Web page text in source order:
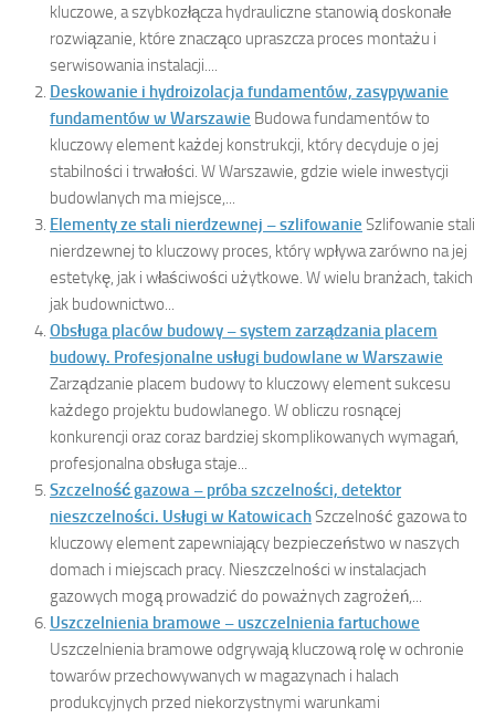
kluczowe, a szybkozłącza hydrauliczne stanowią doskonałe
rozwiązanie, które znacząco upraszcza proces montażu i
serwisowania instalacji....
Deskowanie i hydroizolacja fundamentów, zasypywanie
fundamentów w Warszawie Budowa fundamentów to
kluczowy element każdej konstrukcji, który decyduje o jej
stabilności i trwałości. W Warszawie, gdzie wiele inwestycji
budowlanych ma miejsce,...
Elementy ze stali nierdzewnej – szlifowanie Szlifowanie stali
nierdzewnej to kluczowy proces, który wpływa zarówno na jej
estetykę, jak i właściwości użytkowe. W wielu branżach, takich
jak budownictwo...
Obsługa placów budowy – system zarządzania placem
budowy. Profesjonalne usługi budowlane w Warszawie
Zarządzanie placem budowy to kluczowy element sukcesu
każdego projektu budowlanego. W obliczu rosnącej
konkurencji oraz coraz bardziej skomplikowanych wymagań,
profesjonalna obsługa staje...
Szczelność gazowa – próba szczelności, detektor
nieszczelności. Usługi w KatowicachSzczelność gazowa to
kluczowy element zapewniający bezpieczeństwo w naszych
domach i miejscach pracy. Nieszczelności w instalacjach
gazowych mogą prowadzić do poważnych zagrożeń,...
Uszczelnienia bramowe – uszczelnienia fartuchowe
Uszczelnienia bramowe odgrywają kluczową rolę w ochronie
towarów przechowywanych w magazynach i halach
produkcyjnych przed niekorzystnymi warunkami